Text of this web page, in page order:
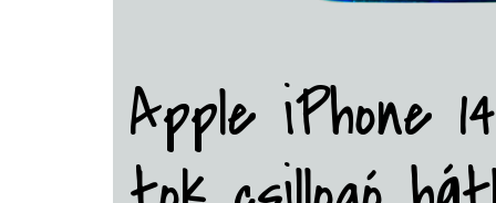
Apple iPhone